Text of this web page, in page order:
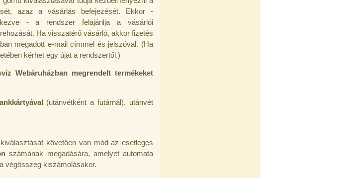
azaz a vásárlás befejezését. Ekkor -
- a rendszer felajánlja a vásárlói
Ha visszatérő vásárló, akkor fizetés
megadott e-mail címmel és jelszóval. (Ha
kérhet egy újat a rendszertől.)
Webáruházban megrendelt termékeket
(utánvétként a futárnál), utánvét
követően van mód az esetleges
számának megadására, amelyet automata
végösszeg kiszámolásakor.